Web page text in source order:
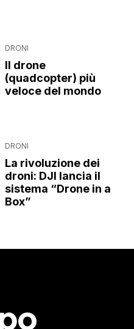
DRONI
Il drone
(quadcopter) più
veloce del mondo
DRONI
La rivoluzione dei
droni: DJI lancia il
sistema “Drone in a
Box”